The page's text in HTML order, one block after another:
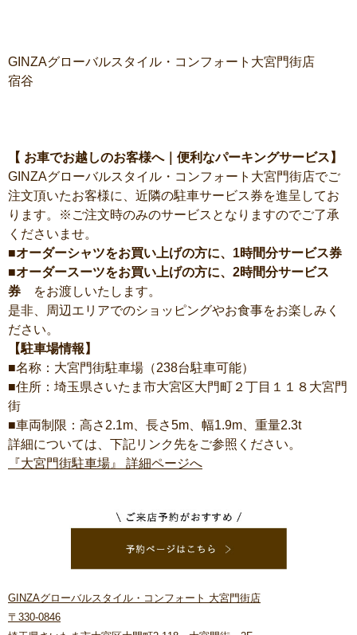
GINZAグローバルスタイル・コンフォート大宮門街店
宿谷
【 お車でお越しのお客様へ｜便利なパーキングサービス】
GINZAグローバルスタイル・コンフォート大宮門街店でご
注文頂いたお客様に、近隣の駐車サービス券を進呈してお
ります。※ご注文時のみのサービスとなりますのでご了承
くださいませ。
■オーダーシャツをお買い上げの方に、1時間分サービス券
■オーダースーツをお買い上げの方に、2時間分サービス
券
をお渡しいたします。
是非、周辺エリアでのショッピングやお食事をお楽しみく
ださい。
【駐車場情報】
■名称：大宮門街駐車場（238台駐車可能）
■住所：埼玉県さいたま市大宮区大門町２丁目１１８大宮門
街
■車両制限：高さ2.1m、長さ5m、幅1.9m、重量2.3t
詳細については、下記リンク先をご参照ください。
『大宮門街駐車場』 詳細ページへ
GINZAグローバルスタイル・コンフォート 大宮門街店
〒330-0846